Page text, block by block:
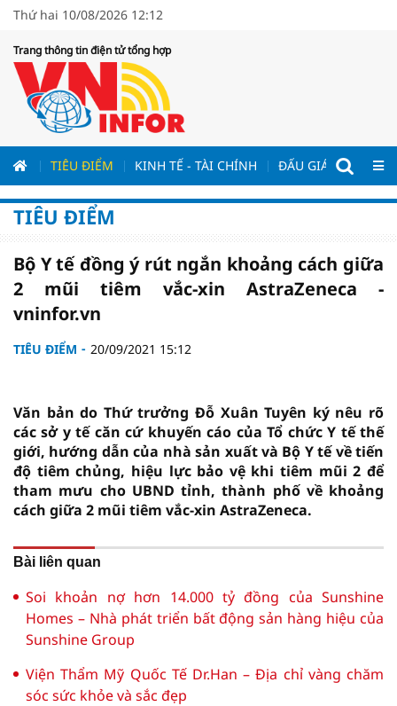
Thứ hai 10/08/2026 12:12
Trang thông tin điện tử tổng hợp
TIÊU ĐIỂM KINH TẾ - TÀI CHÍNH ĐẤU GIÁ - ĐẤU
TIÊU ĐIỂM
Bộ Y tế đồng ý rút ngắn khoảng cách giữa
2 mũi tiêm vắc-xin AstraZeneca -
vninfor.vn
TIÊU ĐIỂM 20/09/2021 15:12
Văn bản do Thứ trưởng Đỗ Xuân Tuyên ký nêu rõ
các sở y tế căn cứ khuyến cáo của Tổ chức Y tế thế
giới, hướng dẫn của nhà sản xuất và Bộ Y tế về tiến
độ tiêm chủng, hiệu lực bảo vệ khi tiêm mũi 2 để
tham mưu cho UBND tỉnh, thành phố về khoảng
cách giữa 2 mũi tiêm vắc-xin AstraZeneca.
Bài liên quan
Soi khoản nợ hơn 14.000 tỷ đồng của Sunshine
Homes – Nhà phát triển bất động sản hàng hiệu của
Sunshine Group
Viện Thẩm Mỹ Quốc Tế Dr.Han – Địa chỉ vàng chăm
sóc sức khỏe và sắc đẹp